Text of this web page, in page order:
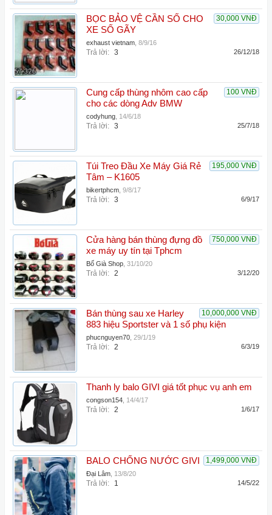
30,000 VNĐ
BỌC BẢO VỆ CẦN SỐ CHO
XE SỐ GÃY
exhaust vietnam 8/9/16
Trả lời: 3 26/12/18
100 VNĐ
Cung cấp thùng nhôm cao cấp
cho các dòng Adv BMW
codyhung 14/6/18
Trả lời: 3 25/7/18
195,000 VNĐ
Túi Treo Đầu Xe Máy Giá Rẻ
Tâm – K1605
bikertphcm 9/8/17
Trả lời: 3 6/9/17
750,000 VNĐ
Cửa hàng bán thùng đựng đồ
xe máy uy tín tại Tphcm
Bố Già Shop 31/10/20
Trả lời: 2 3/12/20
10,000,000 VNĐ
Bán thùng sau xe Harley
883 hiệu Sportster và 1 số phụ kiện
phucnguyen70 29/1/19
Trả lời: 2 6/3/19
Thanh ly balo GIVI giá tốt phục vụ anh em
congson154 14/4/17
Trả lời: 2 1/6/17
1,499,000 VNĐ
BALO CHỐNG NƯỚC GIVI
Đại Lâm 13/8/20
Trả lời: 1 14/5/22